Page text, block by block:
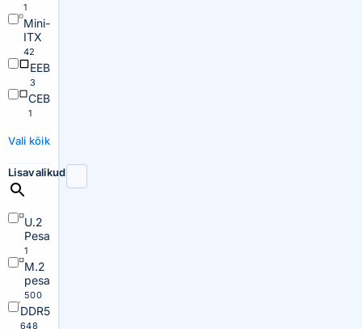
1
Mini-
ITX
42
EEB
3
CEB
1
Vali kõik
Lisavalikud
U.2
Pesa
1
M.2
pesa
500
DDR5
648